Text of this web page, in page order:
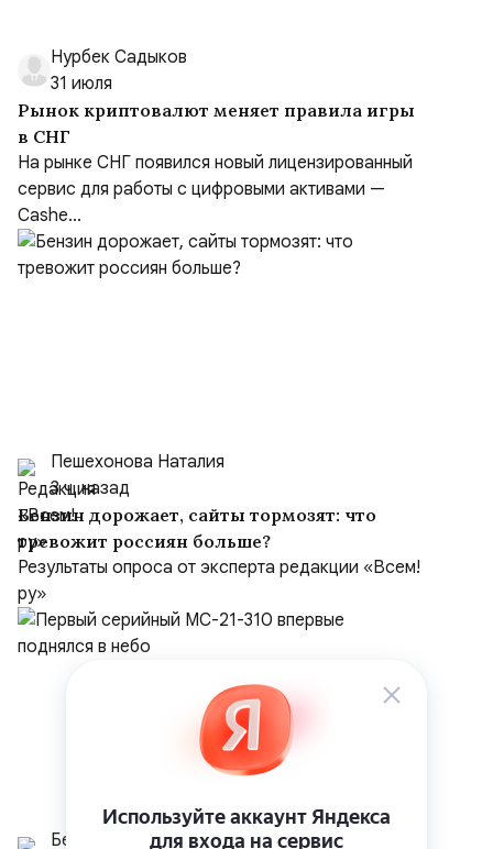
Нурбек Садыков
31 июля
Рынок криптовалют меняет правила игры
в СНГ
На рынке СНГ появился новый лицензированный
сервис для работы с цифровыми активами —
Cashe...
Пешехонова Наталия
3 ч. назад
Бензин дорожает, сайты тормозят: что
тревожит россиян больше?
Результаты опроса от эксперта редакции «Всем!
ру»
Белрусинфо